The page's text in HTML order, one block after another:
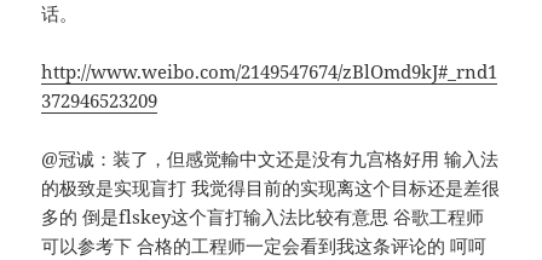
话。
http://www.weibo.com/2149547674/zBlOmd9kJ#_rnd1
372946523209
@冠诚：装了，但感觉輸中文还是没有九宫格好用 输入法
的极致是实现盲打 我觉得目前的实现离这个目标还是差很
多的 倒是flskey这个盲打输入法比较有意思 谷歌工程师
可以参考下 合格的工程师一定会看到我这条评论的 呵呵